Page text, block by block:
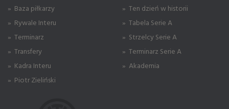
» Baza piłkarzy
» Rywale Interu
» Terminarz
» Transfery
» Kadra Interu
» Piotr Zieliński
» Ten dzień w historii
» Tabela Serie A
» Strzelcy Serie A
» Terminarz Serie A
» Akademia